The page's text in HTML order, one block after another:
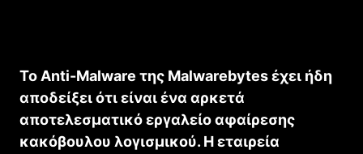
To Anti-Malware της Malwarebytes έχει ήδη
αποδείξει ότι είναι ένα αρκετά
αποτελεσματικό εργαλείο αφαίρεσης
κακόβουλου λογισμικού. Η εταιρεία